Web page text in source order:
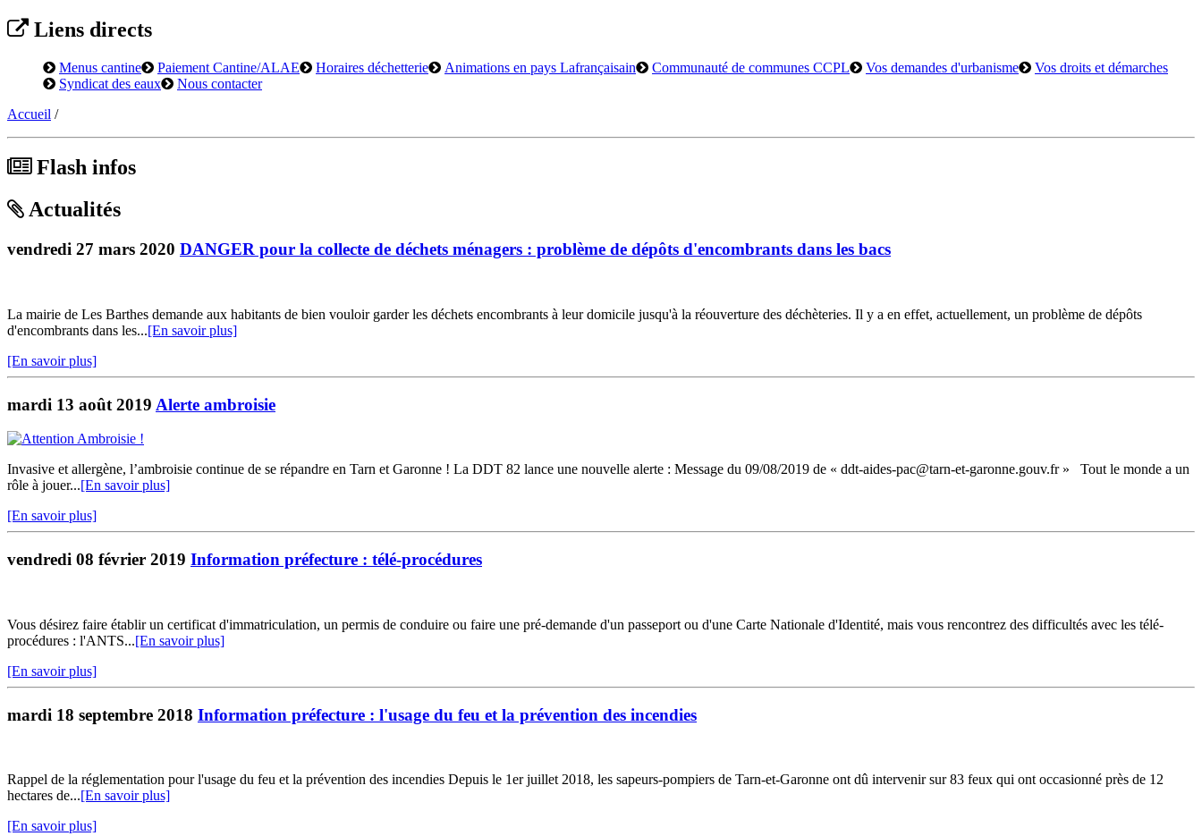
Liens directs
Menus cantine Paiement Cantine/ALAE Horaires déchetterie Animations en pays Lafrançaisain Communauté de communes CCPL Vos demandes d'urbanisme
Vos droits et démarches
Syndicat des eaux
Nous contacter
Accueil /
Flash infos
Actualités
vendredi 27 mars 2020 DANGER pour la collecte de déchets ménagers : problème de dépôts d'encombrants dans les bacs
La mairie de Les Barthes demande aux habitants de bien vouloir garder les déchets encombrants à leur domicile jusqu'à la réouverture des déchèteries. Il y a en effet, actuellement, un problème de dépôts
d'encombrants dans les...[En savoir plus]
[En savoir plus]
mardi 13 août 2019 Alerte ambroisie
Invasive et allergène, l’ambroisie continue de se répandre en Tarn et Garonne ! La DDT 82 lance une nouvelle alerte : Message du 09/08/2019 de « ddt-aides-pac@tarn-et-garonne.gouv.fr » Tout le monde a un
rôle à jouer...[En savoir plus]
[En savoir plus]
vendredi 08 février 2019 Information préfecture : télé-procédures
Vous désirez faire établir un certificat d'immatriculation, un permis de conduire ou faire une pré-demande d'un passeport ou d'une Carte Nationale d'Identité, mais vous rencontrez des difficultés avec les télé-
procédures : l'ANTS...[En savoir plus]
[En savoir plus]
mardi 18 septembre 2018 Information préfecture : l'usage du feu et la prévention des incendies
Rappel de la réglementation pour l'usage du feu et la prévention des incendies Depuis le 1er juillet 2018, les sapeurs-pompiers de Tarn-et-Garonne ont dû intervenir sur 83 feux qui ont occasionné près de 12
hectares de...[En savoir plus]
[En savoir plus]